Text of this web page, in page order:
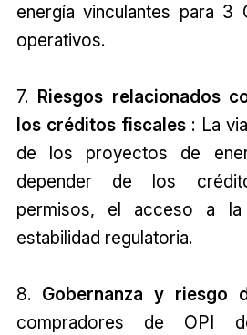
energía vinculantes para 3
operativos.
7. Riesgos relacionados
los créditos fiscales : La
de los proyectos de
depender de los
permisos, el acceso a
estabilidad regulatoria.
8. Gobernanza y riesgo
compradores de OPI